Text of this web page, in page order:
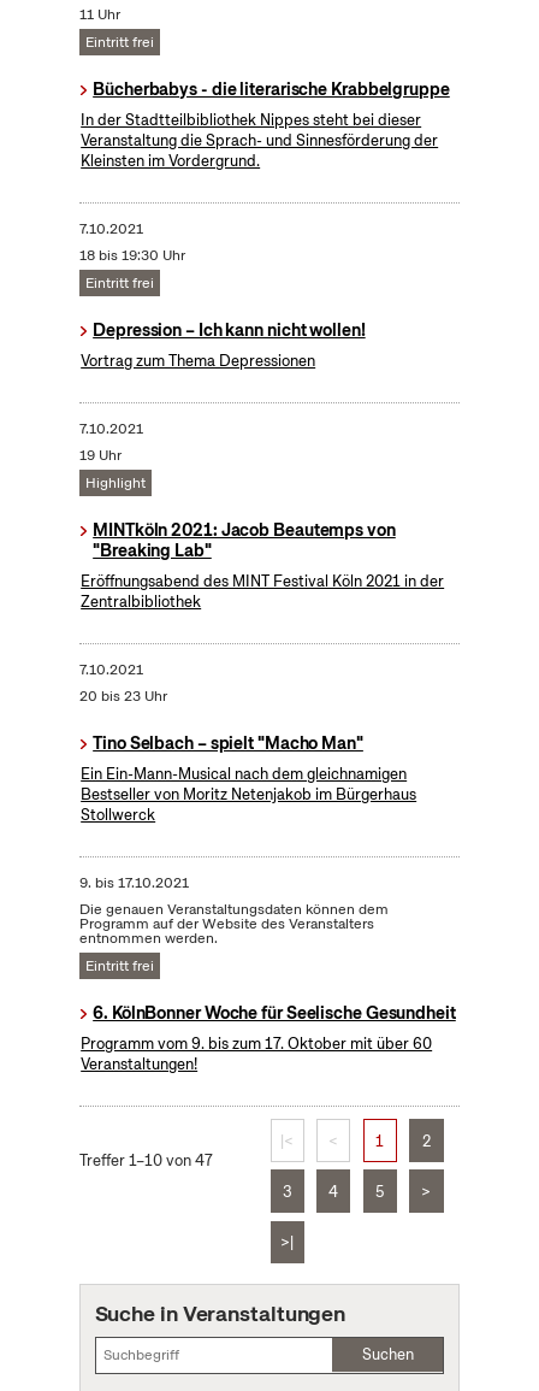
11 Uhr
Eintritt frei
Bücherbabys - die literarische Krabbelgruppe
In der Stadtteilbibliothek Nippes steht bei dieser
Veranstaltung die Sprach- und Sinnesförderung der
Kleinsten im Vordergrund.
7.10.2021
18 bis 19:30 Uhr
Eintritt frei
Depression – Ich kann nicht wollen!
Vortrag zum Thema Depressionen
7.10.2021
19 Uhr
Highlight
MINTköln 2021: Jacob Beautemps von
"Breaking Lab"
Eröffnungsabend des MINT Festival Köln 2021 in der
Zentralbibliothek
7.10.2021
20 bis 23 Uhr
Tino Selbach – spielt "Macho Man"
Ein Ein-Mann-Musical nach dem gleichnamigen
Bestseller von Moritz Netenjakob im Bürgerhaus
Stollwerck
9. bis17.10.2021
Die genauen Veranstaltungsdaten können dem
Programm auf der Website des Veranstalters
entnommen werden.
Eintritt frei
6. KölnBonner Woche für Seelische Gesundheit
Programm vom 9. bis zum 17. Oktober mit über 60
Veranstaltungen!
Treffer 1–10 von 47
|< < 1 2
3 4 5 >
>|
Suche in Veranstaltungen
Suchen